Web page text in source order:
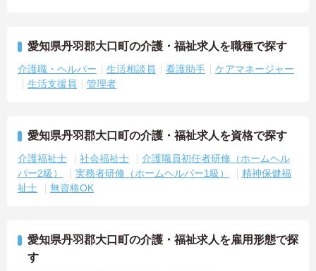
愛知県丹羽郡大口町の介護・福祉求人を職種で探す
介護職・ヘルパー 生活相談員 看護助手
ケアマネージャー
生活支援員
管理者
愛知県丹羽郡大口町の介護・福祉求人を資格で探す
介護福祉士 社会福祉士
介護職員初任者研修（ホームヘル
パー2級）
実務者研修（ホームヘルパー1級）
精神保健福
祉士
無資格OK
愛知県丹羽郡大口町の介護・福祉求人を雇用形態で探
す